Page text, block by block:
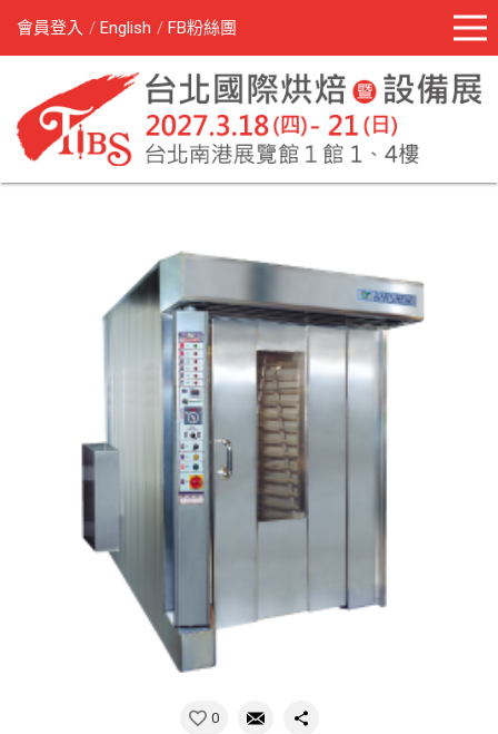
會員登入 English FB粉絲團
0